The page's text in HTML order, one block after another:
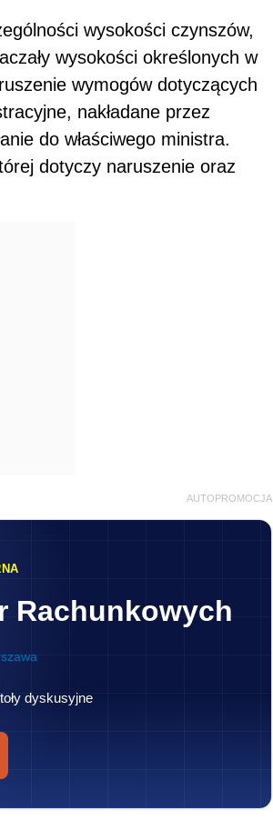
wysokości czynszów,
wysokości określonych w
wymogów dotyczących
nakładane przez
do właściwego ministra.
dotyczy naruszenie oraz
AUTOPROMOCJA
Rachunkowych
dyskusyjne